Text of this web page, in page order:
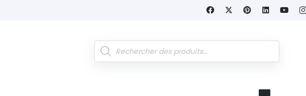
Recherche
de
produits